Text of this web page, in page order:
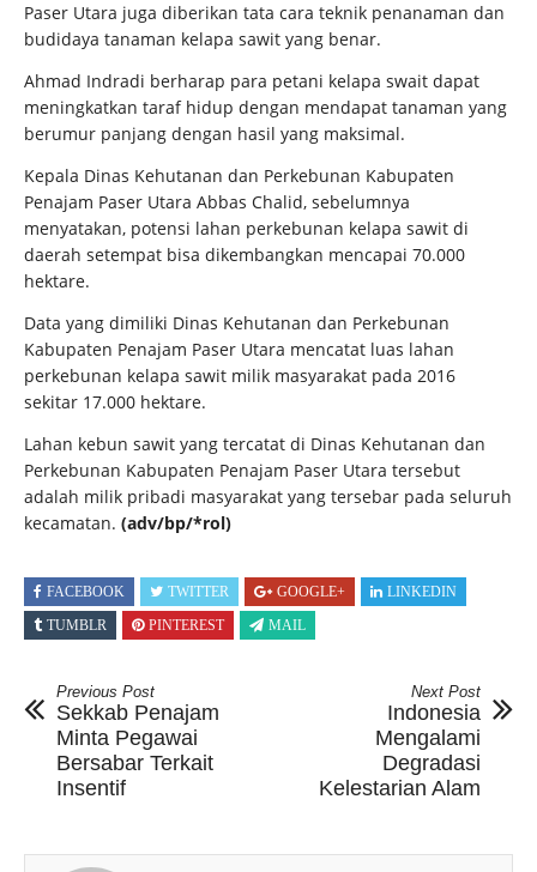
Paser Utara juga diberikan tata cara teknik penanaman dan
budidaya tanaman kelapa sawit yang benar.
Ahmad Indradi berharap para petani kelapa swait dapat
meningkatkan taraf hidup dengan mendapat tanaman yang
berumur panjang dengan hasil yang maksimal.
Kepala Dinas Kehutanan dan Perkebunan Kabupaten
Penajam Paser Utara Abbas Chalid, sebelumnya
menyatakan, potensi lahan perkebunan kelapa sawit di
daerah setempat bisa dikembangkan mencapai 70.000
hektare.
Data yang dimiliki Dinas Kehutanan dan Perkebunan
Kabupaten Penajam Paser Utara mencatat luas lahan
perkebunan kelapa sawit milik masyarakat pada 2016
sekitar 17.000 hektare.
Lahan kebun sawit yang tercatat di Dinas Kehutanan dan
Perkebunan Kabupaten Penajam Paser Utara tersebut
adalah milik pribadi masyarakat yang tersebar pada seluruh
kecamatan. (adv/bp/*rol)
FACEBOOK TWITTER GOOGLE+
LINKEDIN
TUMBLR
PINTEREST MAIL
Previous Post
Sekkab Penajam
Minta Pegawai
Bersabar Terkait
Insentif
Next Post
Indonesia
Mengalami
Degradasi
Kelestarian Alam